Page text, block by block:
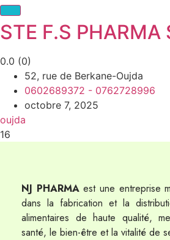
STE F.S PHARMA
0.0 (0)
52, rue de Berkane-Oujda
0602689372 - 0762728996
octobre 7, 2025
oujda
16
NJ PHARMAest une entreprise
dans la fabrication et la
alimentaires de haute qualité,
santé, le bien-être et la vitalité de